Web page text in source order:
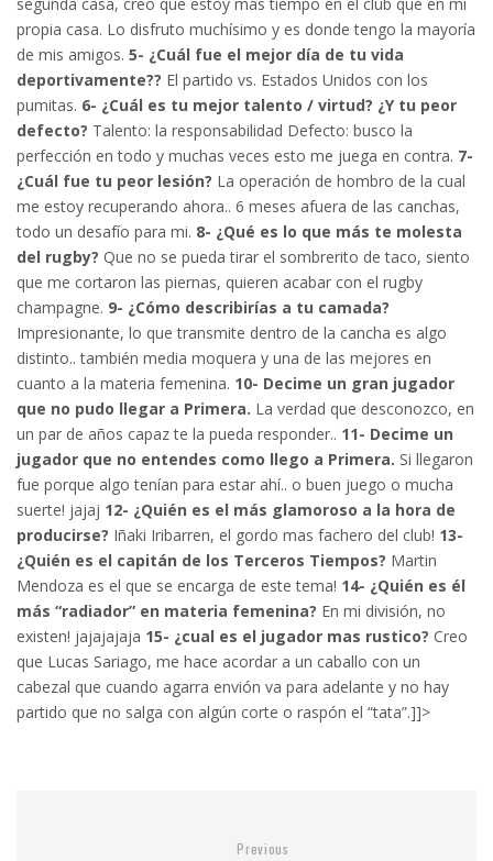
propia casa. Lo disfruto muchísimo y es donde tengo la mayoría
de mis amigos. 5- ¿Cuál fue el mejor día de tu vida
deportivamente?? El partido vs. Estados Unidos con los
pumitas. 6- ¿Cuál es tu mejor talento / virtud? ¿Y tu peor
defecto? Talento: la responsabilidad Defecto: busco la
perfección en todo y muchas veces esto me juega en contra. 7-
¿Cuál fue tu peor lesión? La operación de hombro de la cual
me estoy recuperando ahora.. 6 meses afuera de las canchas,
todo un desafío para mi. 8- ¿Qué es lo que más te molesta
del rugby? Que no se pueda tirar el sombrerito de taco, siento
que me cortaron las piernas, quieren acabar con el rugby
champagne. 9- ¿Cómo describirías a tu camada?
Impresionante, lo que transmite dentro de la cancha es algo
distinto.. también media moquera y una de las mejores en
cuanto a la materia femenina. 10- Decime un gran jugador
que no pudo llegar a Primera. La verdad que desconozco, en
un par de años capaz te la pueda responder.. 11- Decime un
jugador que no entendes como llego a Primera. Si llegaron
fue porque algo tenían para estar ahí.. o buen juego o mucha
suerte! jajaj 12- ¿Quién es el más glamoroso a la hora de
producirse? Iñaki Iribarren, el gordo mas fachero del club! 13-
¿Quién es el capitán de los Terceros Tiempos? Martin
Mendoza es el que se encarga de este tema! 14- ¿Quién es él
más “radiador” en materia femenina? En mi división, no
existen! jajajajaja 15- ¿cual es el jugador mas rustico? Creo
que Lucas Sariago, me hace acordar a un caballo con un
cabezal que cuando agarra envión va para adelante y no hay
partido que no salga con algún corte o raspón el “tata”.]]>
Previous